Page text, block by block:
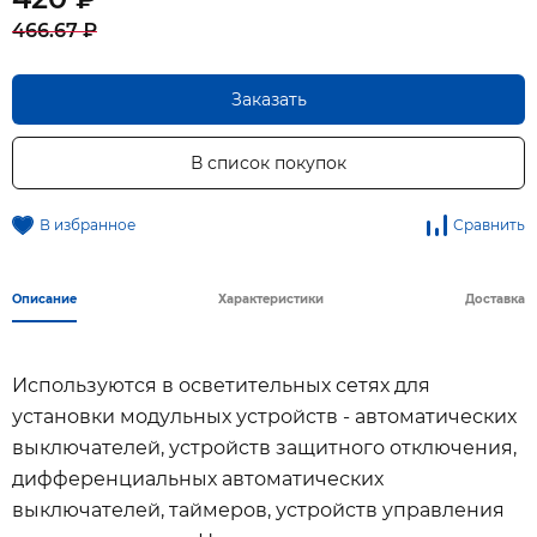
466.67 ₽
Заказать
В список покупок
В избранное Сравнить
Описание Характеристики Доставка
Используются в осветительных сетях для
установки модульных устройств - автоматических
выключателей, устройств защитного отключения,
дифференциальных автоматических
выключателей, таймеров, устройств управления